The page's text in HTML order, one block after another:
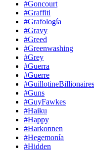
#Goncourt
#Graffiti
#Grafología
#Gravy
#Greed
#Greenwashing
#Grey
#Guerra
#Guerre
#GuillotineBillionaires
#Guns
#GuyFawkes
#Haiku
#Happy
#Harkonnen
#Hegemonía
#Hidden